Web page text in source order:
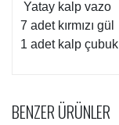
Yatay kalp vazo
7 adet kırmızı gül
1 adet kalp çubuk
BENZER ÜRÜNLER